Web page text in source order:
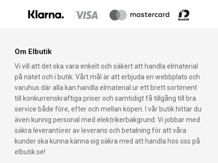
Om Elbutik
Vi vill att det ska vara enkelt och säkert att handla elmaterial
på nätet och i butik. Vårt mål är att erbjuda en webbplats och
varuhus där alla kan handla elmaterial ur ett brett sortiment
till konkurrenskraftiga priser och samtidigt få tillgång till bra
service både före, efter och mellan köpen. I vår butik hittar du
även kunnig personal med elektrikerbakgrund. Vi jobbar med
säkra leverantörer av leverans och betalning för att våra
kunder ska kunna känna sig säkra med att handla hos oss på
elbutik.se!